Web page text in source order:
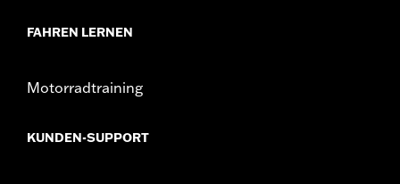
FAHREN LERNEN
Motorradtraining
KUNDEN-SUPPORT